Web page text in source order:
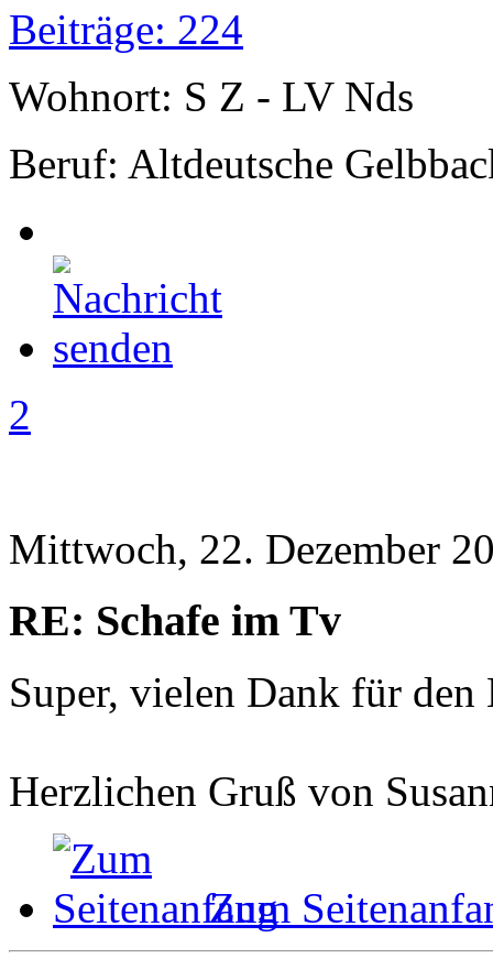
Beiträge: 224
Wohnort: S Z - LV Nds
Beruf: Altdeutsche
2
Mittwoch, 22. Dezember
RE: Schafe im Tv
Super, vielen Dank für
Herzlichen Gruß von
Zum